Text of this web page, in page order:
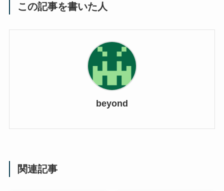
この記事を書いた人
beyond
関連記事